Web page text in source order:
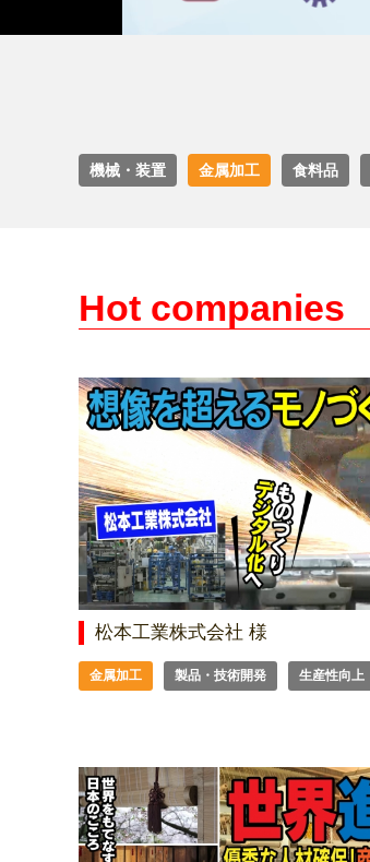
機械・装置 金属加工 食料品
Hot companies
松本工業株式会社 様
金属加工 製品・技術開発 生産性向上